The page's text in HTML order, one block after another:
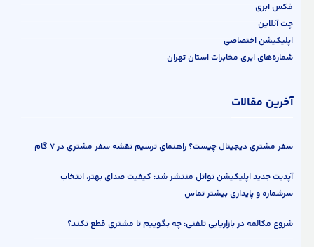
فکس ابری
چت آنلاین
اپلیکیشن اختصاصی
شماره‌های ابری مخابرات استان تهران
آخرین مقالات
سفر مشتری دیجیتال چیست؟ راهنمای ترسیم نقشه سفر مشتری در ۷ گام
آپدیت جدید اپلیکیشن نواتل منتشر شد: کیفیت صدای بهتر، انتخاب
سرشماره و پایداری بیشتر تماس
شروع مکالمه در بازاریابی تلفنی: چه بگوییم تا مشتری قطع نکند؟